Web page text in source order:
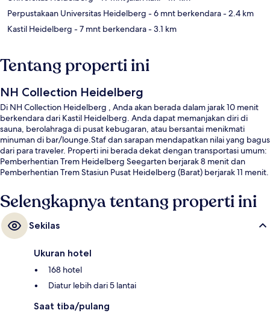
Perpustakaan Universitas Heidelberg - 6 mnt berkendara- 2.4 km
Kastil Heidelberg - 7 mnt berkendara- 3.1 km
Tentang properti ini
NH Collection Heidelberg
Di NH Collection Heidelberg , Anda akan berada dalam jarak 10 menit
berkendara dari Kastil Heidelberg. Anda dapat memanjakan diri di
sauna, berolahraga di pusat kebugaran, atau bersantai menikmati
minuman di bar/lounge.Staf dan sarapan mendapatkan nilai yang bagus
dari para traveler. Properti ini berada dekat dengan transportasi umum:
Pemberhentian Trem Heidelberg Seegarten berjarak 8 menit dan
Pemberhentian Trem Stasiun Pusat Heidelberg (Barat) berjarak 11 menit.
Selengkapnya tentang properti ini
Sekilas
Ukuran hotel
168 hotel
Diatur lebih dari 5 lantai
Saat tiba/pulang